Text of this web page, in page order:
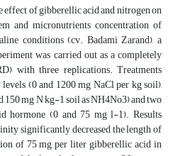
effect of gibberellic acid and nitrogen on
and micronutrients concentration of
conditions (cv. Badami Zarand), a
was carried out as a completely
with three replications. Treatments
(0 and 1200 mg NaCl per kg soil),
150 mg N kg-1 soil as NH4No3) and two
hormone (0 and 75 mg l-1). Results
significantly decreased the length of
of 75 mg per liter gibberellic acid in